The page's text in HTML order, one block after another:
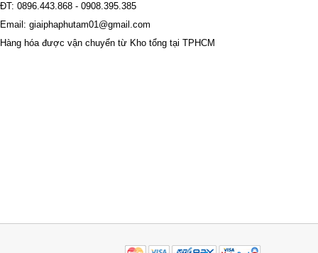
ĐT: 0896.443.868 - 0908.395.385
Email: giaiphaphutam01@gmail.com
Hàng hóa được vận chuyển từ Kho tổng tại TPHCM